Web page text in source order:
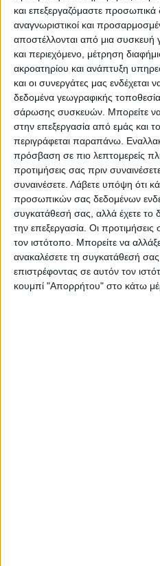
και επεξεργαζόμαστε
αναγνωριστικοί και
αποστέλλονται από μια συσκευή
και περιεχόμενο, μέτρηση
ακροατηρίου και ανάπτυξη
και οι συνεργάτες μας ενδέχεται
δεδομένα γεωγραφικής
σάρωσης συσκευών. Μπορείτε να
στην επεξεργασία από εμάς και
περιγράφεται παραπάνω.
πρόσβαση σε πιο λεπτομερείς
προτιμήσεις σας πριν
συναινέσετε. Λάβετε υπόψη ότι
προσωπικών σας δεδομένων
συγκατάθεσή σας, αλλά έχετε το
την επεξεργασία. Οι
τον ιστότοπο. Μπορείτε να
ανακαλέσετε τη συγκατάθεσή
επιστρέφοντας σε αυτόν τον
κουμπί "Απορρήτου" στο κάτω
Η Αρχαιότερη Καθημερινή
ΠΑΡΟΜΟΙΑ ΑΡΘΡΑ